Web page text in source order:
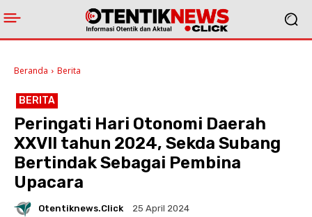
Beranda Berita
BERITA
Peringati Hari Otonomi Daerah
XXVII tahun 2024, Sekda Subang
Bertindak Sebagai Pembina
Upacara
Otentiknews.click 25 April 2024